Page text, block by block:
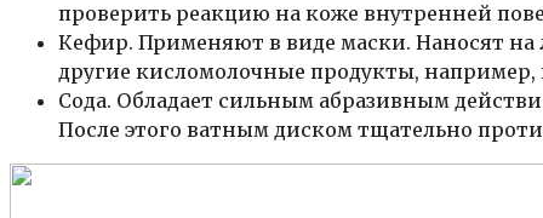
проверить реакцию на коже внутренней
Кефир. Применяют в виде маски. Наносят
другие кисломолочные продукты, например,
Сода. Обладает сильным абразивным
После этого ватным диском тщательно